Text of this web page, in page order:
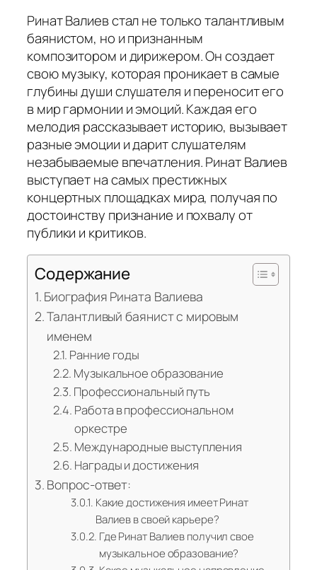
Ринат Валиев стал не только талантливым
баянистом, но и признанным
композитором и дирижером. Он создает
свою музыку, которая проникает в самые
глубины души слушателя и переносит его
в мир гармонии и эмоций. Каждая его
мелодия рассказывает историю, вызывает
разные эмоции и дарит слушателям
незабываемые впечатления. Ринат Валиев
выступает на самых престижных
концертных площадках мира, получая по
достоинству признание и похвалу от
публики и критиков.
Содержание
Биография Рината Валиева
Талантливый баянист с мировым
именем
Ранние годы
Музыкальное образование
Профессиональный путь
Работа в профессиональном
оркестре
Международные выступления
Награды и достижения
Вопрос-ответ:
Какие достижения имеет Ринат
Валиев в своей карьере?
Где Ринат Валиев получил свое
музыкальное образование?